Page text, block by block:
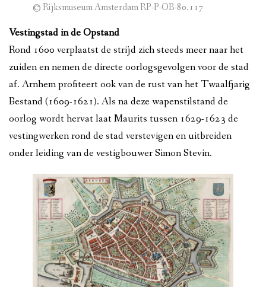
© Rijksmuseum Amsterdam RP-P-OB-80.117
Vestingstad in de Opstand
Rond 1600 verplaatst de strijd zich steeds meer naar het
zuiden en nemen de directe oorlogsgevolgen voor de stad
af. Arnhem profiteert ook van de rust van het Twaalfjarig
Bestand (1609-1621). Als na deze wapenstilstand de
oorlog wordt hervat laat Maurits tussen 1629-1623 de
vestingwerken rond de stad verstevigen en uitbreiden
onder leiding van de vestigbouwer Simon Stevin.